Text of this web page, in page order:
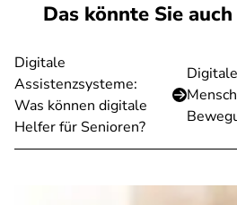
Das könnte Sie
Digitale
Assistenzsysteme:
Was können digitale
Helfer für Senioren?